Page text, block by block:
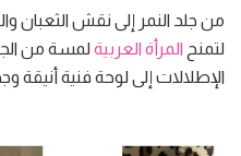
من جلد النمر إلى نقش الثعبان
لتمنح المرأة العربية لمسة من
الإطلالات إلى لوحة فنية أنيقة